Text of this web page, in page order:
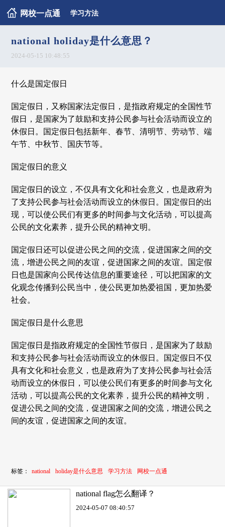
网校一点通 学习方法
national holiday是什么意思？
2024-05-15 10:48:55
什么是国定假日
国定假日，又称国家法定假日，是指政府规定的全国性节
假日，是国家为了鼓励和支持公民参与社会活动而设立的
休假日。国定假日包括新年、春节、清明节、劳动节、端
午节、中秋节、国庆节等。
国定假日的意义
国定假日的设立，不仅具有文化和社会意义，也是政府为
了支持公民参与社会活动而设立的休假日。国定假日的出
现，可以使公民们有更多的时间参与文化活动，可以提高
公民的文化素养，提升公民的精神文明。
国定假日还可以促进公民之间的交流，促进国家之间的交
流，增进公民之间的友谊，促进国家之间的友谊。国定假
日也是国家向公民传达信息的重要途径，可以把国家的文
化观念传播到公民当中，使公民更加热爱祖国，更加热爱
社会。
国定假日是什么意思
国定假日是指政府规定的全国性节假日，是国家为了鼓励
和支持公民参与社会活动而设立的休假日。国定假日不仅
具有文化和社会意义，也是政府为了支持公民参与社会活
动而设立的休假日，可以使公民们有更多的时间参与文化
活动，可以提高公民的文化素养，提升公民的精神文明，
促进公民之间的交流，促进国家之间的交流，增进公民之
间的友谊，促进国家之间的友谊。
标签： national holiday是什么意思 学习方法 网校一点通
national flag怎么翻译？
2024-05-07 08:40:57